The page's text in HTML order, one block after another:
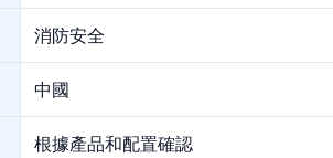
消防安全
中國
根據產品和配置確認